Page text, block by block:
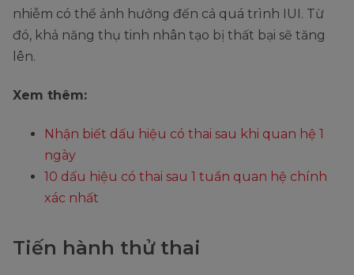
nhiễm có thể ảnh hưởng đến cả quá trình IUI. Từ
đó, khả năng thụ tinh nhân tạo bị thất bại sẽ tăng
lên.
Xem thêm:
Nhận biết dấu hiệu có thai sau khi quan hệ 1
ngày
10 dấu hiệu có thai sau 1 tuần quan hệ chính
xác nhất
Tiến hành thử thai